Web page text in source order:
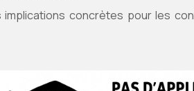
concrètes pour les